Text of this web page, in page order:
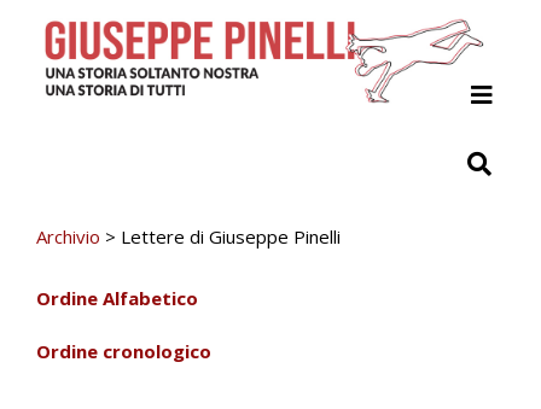
Giuseppe Pinelli
Archivio > Lettere di Giuseppe Pinelli
Ordine Alfabetico
Ordine cronologico